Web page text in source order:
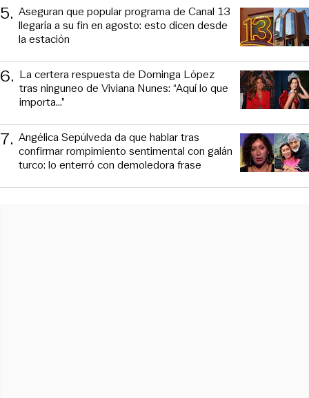
5. Aseguran que popular programa de Canal 13
llegaría a su fin en agosto: esto dicen desde
la estación
6. La certera respuesta de Dominga López
tras ninguneo de Viviana Nunes: “Aquí lo que
importa...”
7. Angélica Sepúlveda da que hablar tras
confirmar rompimiento sentimental con galán
turco: lo enterró con demoledora frase